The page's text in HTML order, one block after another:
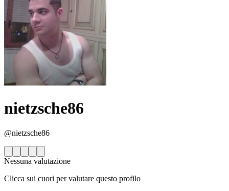
nietzsche86
@nietzsche86
Nessuna valutazione
Clicca sui cuori per valutare questo profilo